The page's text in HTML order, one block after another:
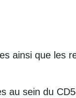
ainsi que les
au sein du